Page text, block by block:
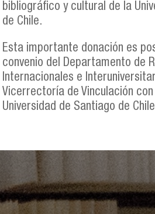
bibliográfico y cultural de la
de Chile.
Esta importante donación es
convenio del Departamento de
Internacionales e
Vicerrectoría de Vinculación
Universidad de Santiago de